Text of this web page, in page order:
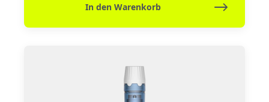
In den Warenkorb